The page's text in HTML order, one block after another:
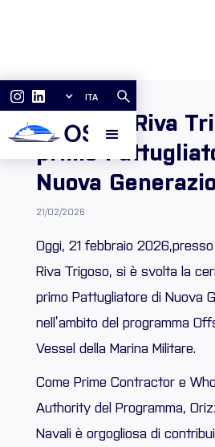
ITA
Varato a Riva
primo
Nuova
21/02/2026
Oggi, 21 febbraio
Riva Trigoso, si è svolta la
primo Pattugliatore di Nuova
nell’ambito del programma
Vessel della Marina Militare.
Come Prime Contractor e
Authority del Programma,
Navali è orgogliosa di